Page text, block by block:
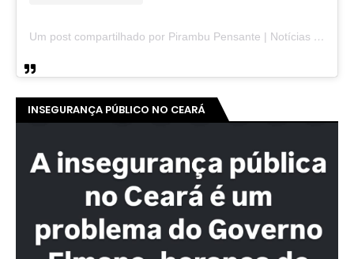
Um post compartilhado por Pirambu Pensante | Notícias & Entretenimento (@pirambupensante)
INSEGURANÇA PÚBLICO NO CEARÁ